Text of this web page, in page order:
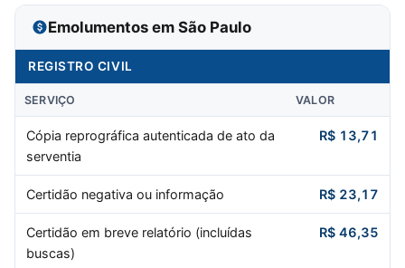
Emolumentos em São Paulo
REGISTRO CIVIL
SERVIÇO VALOR
Cópia reprográfica autenticada de ato da
serventia
R$ 13,71
Certidão negativa ou informação R$ 23,17
Certidão em breve relatório (incluídas
buscas)
R$ 46,35